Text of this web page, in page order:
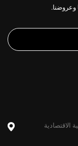
الاقتصادية